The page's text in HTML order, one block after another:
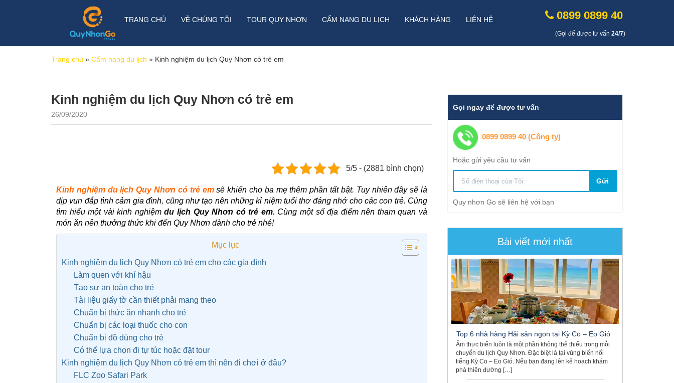
TRANG CHỦ VỀ CHÚNG TÔI TOUR QUY NHƠN CẨM NANG DU LỊCH KHÁCH HÀNG LIÊN HỆ 0899 0899 40
(Gọi để được tư vấn 24/7)
Trang chủ » Cẩm nang du lịch » Kinh nghiệm du lịch Quy Nhơn có trẻ em
Kinh nghiệm du lịch Quy Nhơn có trẻ em
26/09/2020
5/5 - (2881 bình chọn)
Kinh nghiệm du lịch Quy Nhơn có trẻ emsẽ khiến cho ba mẹ thêm phần tất bật. Tuy nhiên đây sẽ là
dịp vun đắp tình cảm gia đình, cũng như tạo nên những kỉ niệm tuổi thơ đáng nhớ cho các con trẻ. Cùng
tìm hiểu một vài kinh nghiệmdu lịch Quy Nhơn có trẻ em. Cùng một số địa điểm nên tham quan và
món ăn nên thưởng thức khi đến Quy Nhơn dành cho trẻ nhé!
Mục lục
Kinh nghiệm du lịch Quy Nhơn có trẻ em cho các gia đình
Làm quen với khí hậu
Tạo sự an toàn cho trẻ
Tài liệu giấy tờ cần thiết phải mang theo
Chuẩn bị thức ăn nhanh cho trẻ
Chuẩn bị các loại thuốc cho con
Chuẩn bị đồ dùng cho trẻ
Có thể lựa chọn đi tự túc hoặc đặt tour
Kinh nghiệm du lịch Quy Nhơn có trẻ em thì nên đi chơi ở đâu?
FLC Zoo Safari Park
Gọi ngay để được tư vấn
0899 0899 40 (Công ty)
Hoặc gửi yêu cầu tư vấn
Gửi
Quy nhơn Go sẽ liên hệ với bạn
Bài viết mới nhất
Top 6 nhà hàng Hải sản ngon tại Kỳ Co – Eo Gió
Ẩm thực biển luôn là một phần không thể thiếu trong mỗi
chuyến du lịch Quy Nhơn. Đặc biệt là tại vùng biển nổi
tiếng Kỳ Co – Eo Gió. Nếu bạn đang lên kế hoạch khám
phá thiên đường […]